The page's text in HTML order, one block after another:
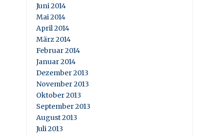
Juni 2014
Mai 2014
April 2014
März 2014
Februar 2014
Januar 2014
Dezember 2013
November 2013
Oktober 2013
September 2013
August 2013
Juli 2013